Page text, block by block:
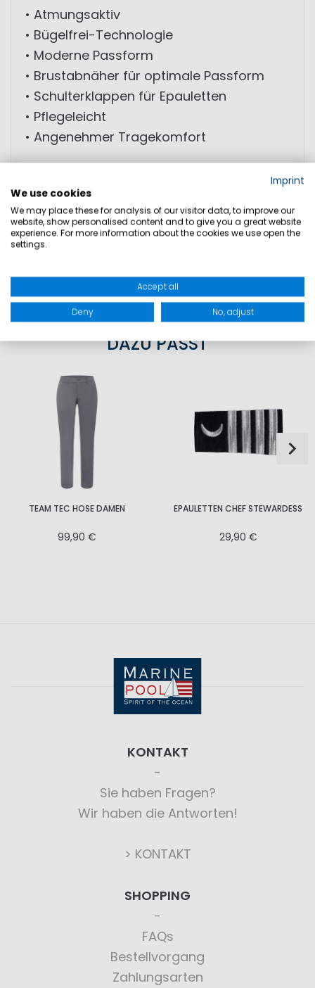
• Atmungsaktiv
• Bügelfrei-Technologie
• Moderne Passform
• Brustabnäher für optimale Passform
• Schulterklappen für Epauletten
• Pflegeleicht
• Angenehmer Tragekomfort
GRÖSSEN
DAZU PASST
TEAM TEC HOSE DAMEN
99,90 €
EPAULETTEN CHEF STEWARDESS
29,90 €
KONTAKT
Sie haben Fragen?
Wir haben die Antworten!
> KONTAKT
SHOPPING
FAQs
Bestellvorgang
Zahlungsarten
Imprint
We use cookies
We may place these for analysis of our visitor data, to improve our
website, show personalised content and to give you a great website
experience. For more information about the cookies we use open the
settings.
Accept all
Deny No, adjust